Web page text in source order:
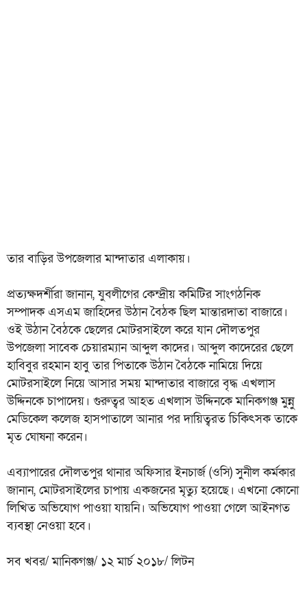
তার বাড়ির উপজেলার মান্দাতার এলাকায়।
প্রত্যক্ষদর্শীরা জানান, যুবলীগের কেন্দ্রীয় কমিটির সাংগঠনিক
সম্পাদক এসএম জাহিদের উঠান বৈঠক ছিল মান্তারদাতা বাজারে।
ওই উঠান বৈঠকে ছেলের মোটরসাইলে করে যান দৌলতপুর
উপজেলা সাবেক চেয়ারম্যান আব্দুল কাদের। আব্দুল কাদেরের ছেলে
হাবিবুর রহমান হাবু তার পিতাকে উঠান বৈঠকে নামিয়ে দিয়ে
মোটরসাইলে নিয়ে আসার সময় মান্দাতার বাজারে বৃদ্ধ এখলাস
উদ্দিনকে চাপাদেয়। গুরুত্বর আহত এখলাস উদ্দিনকে মানিকগঞ্জ মুন্নু
মেডিকেল কলেজ হাসপাতালে আনার পর দায়িত্বরত চিকিৎসক তাকে
মৃত ঘোষনা করেন।
এব্যাপারের দৌলতপুর থানার অফিসার ইনচার্জ (ওসি) সুনীল কর্মকার
জানান, মোটরসাইলের চাপায় একজনের মৃত্যু হয়েছে। এখনো কোনো
লিখিত অভিযোগ পাওয়া যায়নি। অভিযোগ পাওয়া গেলে আইনগত
ব্যবস্থা নেওয়া হবে।
সব খবর/ মানিকগঞ্জ/ ১২ মার্চ ২০১৮/ লিটন